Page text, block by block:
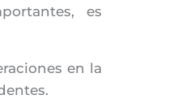
es
en la